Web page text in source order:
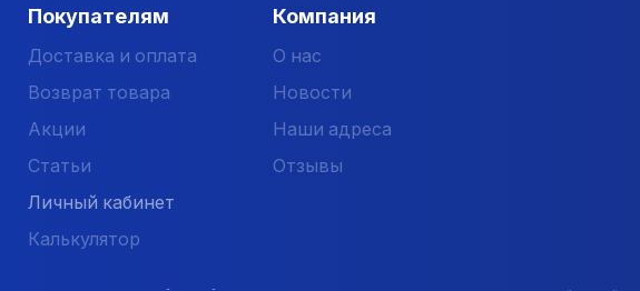
Покупателям
Доставка и оплата
Возврат товара
Акции
Статьи
Личный кабинет
Калькулятор
Компания
О нас
Новости
Наши адреса
Отзывы